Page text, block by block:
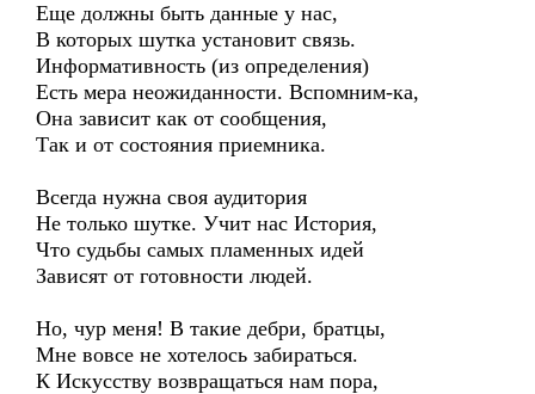
Еще должны быть данные у нас,
В которых шутка установит связь.
Информативность (из определения)
Есть мера неожиданности. Вспомним-ка,
Она зависит как от сообщения,
Так и от состояния приемника.
Всегда нужна своя аудитория
Не только шутке. Учит нас История,
Что судьбы самых пламенных идей
Зависят от готовности людей.
Но, чур меня! В такие дебри, братцы,
Мне вовсе не хотелось забираться.
К Искусству возвращаться нам пора,